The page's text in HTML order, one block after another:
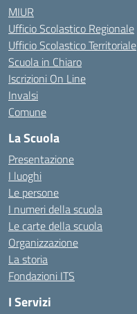
MIUR
Ufficio Scolastico Regionale
Ufficio Scolastico Territoriale
Scuola in Chiaro
Iscrizioni On Line
Invalsi
Comune
La Scuola
Presentazione
I luoghi
Le persone
I numeri della scuola
Le carte della scuola
Organizzazione
La storia
Fondazioni ITS
I Servizi